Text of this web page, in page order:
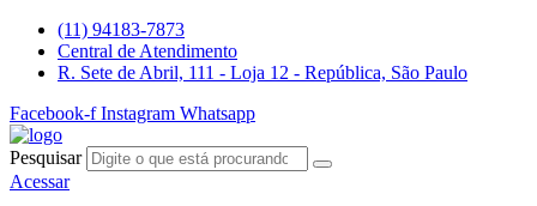
para
(11) 94183-7873
Central de Atendimento
R. Sete de Abril, 111 - Loja 12 - República, São Paulo
Facebook-f Instagram Whatsapp
Pesquisar
Acessar